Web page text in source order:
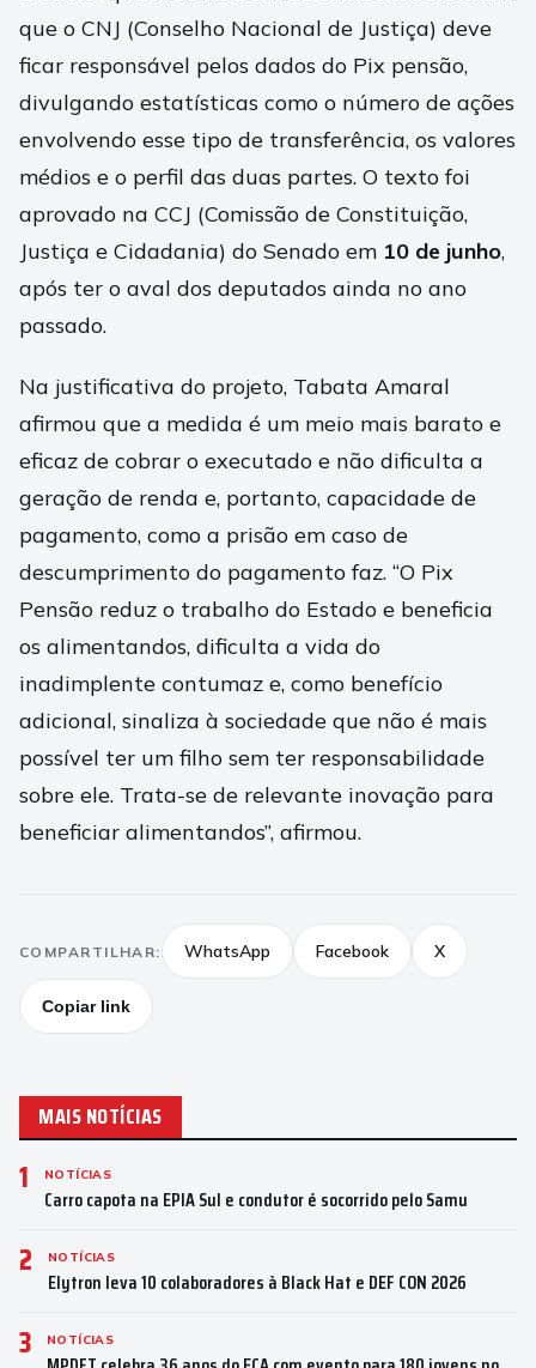
que o CNJ (Conselho Nacional de Justiça) deve
ficar responsável pelos dados do Pix pensão,
divulgando estatísticas como o número de ações
envolvendo esse tipo de transferência, os valores
médios e o perfil das duas partes. O texto foi
aprovado na CCJ (Comissão de Constituição,
Justiça e Cidadania) do Senado em 10 de junho,
após ter o aval dos deputados ainda no ano
passado.
Na justificativa do projeto, Tabata Amaral
afirmou que a medida é um meio mais barato e
eficaz de cobrar o executado e não dificulta a
geração de renda e, portanto, capacidade de
pagamento, como a prisão em caso de
descumprimento do pagamento faz. “O Pix
Pensão reduz o trabalho do Estado e beneficia
os alimentandos, dificulta a vida do
inadimplente contumaz e, como benefício
adicional, sinaliza à sociedade que não é mais
possível ter um filho sem ter responsabilidade
sobre ele. Trata-se de relevante inovação para
beneficiar alimentandos”, afirmou.
COMPARTILHAR: WhatsApp Facebook X
Copiar link
MAIS NOTÍCIAS
1 NOTÍCIAS
Carro capota na EPIA Sul e condutor é socorrido pelo Samu
2 NOTÍCIAS
Elytron leva 10 colaboradores à Black Hat e DEF CON 2026
3 NOTÍCIAS